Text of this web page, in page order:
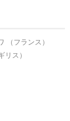
（フランス）
リス）